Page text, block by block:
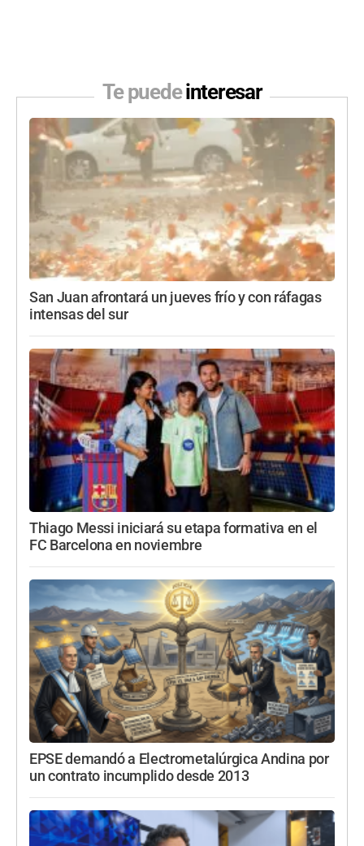
Te puedeinteresar
San Juan afrontará un jueves frío y con ráfagas
intensas del sur
Thiago Messi iniciará su etapa formativa en el
FC Barcelona en noviembre
EPSE demandó a Electrometalúrgica Andina por
un contrato incumplido desde 2013